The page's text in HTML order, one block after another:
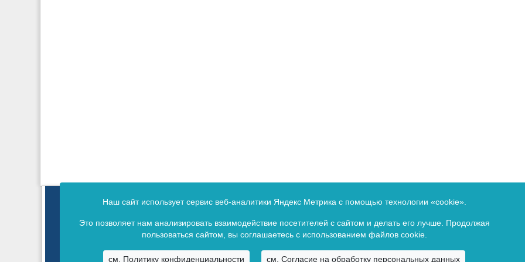
Наш сайт использует сервис веб-аналитики Яндекс Метрика с помощью технологии «cookie».
Это позволяет нам анализировать взаимодействие посетителей с сайтом и делать его лучше. Продолжая
пользоваться сайтом, вы соглашаетесь с использованием файлов cookie.
см. Политику конфиденциальности см. Согласие на обработку персональных данных
Издание зарегистрировано в Федеральной службе по надзору в сфере связи и массовых